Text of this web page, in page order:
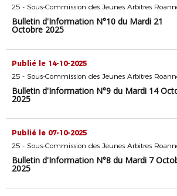
25 - Sous-Commission des Jeunes Arbitres
Bulletin d'Information N°10 du Mardi 21
Octobre 2025
Publié le 14-10-2025
25 - Sous-Commission des Jeunes Arbitres
Bulletin d'Information N°9 du Mardi 14
2025
Publié le 07-10-2025
25 - Sous-Commission des Jeunes Arbitres
Bulletin d'Information N°8 du Mardi 7
2025